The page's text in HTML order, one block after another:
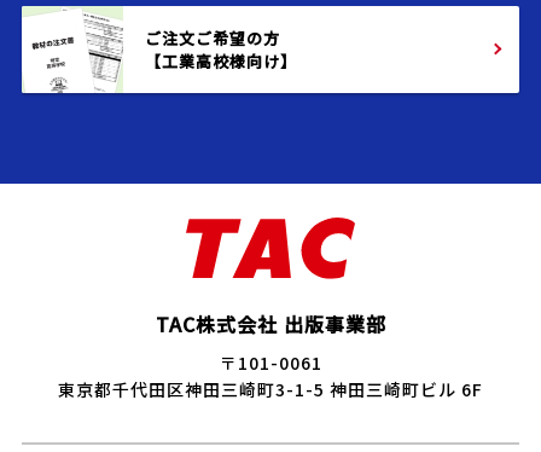
ご注文ご希望の方
【工業高校様向け】
TAC株式会社 出版事業部
〒101-0061
東京都千代田区神田三崎町3-1-5 神田三崎町ビル 6F